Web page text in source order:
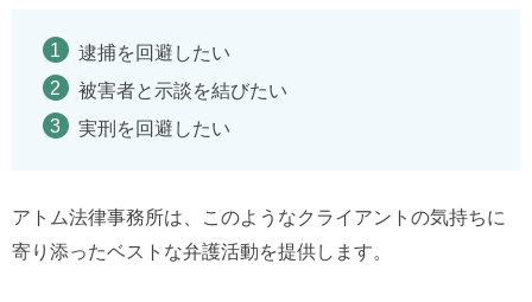
逮捕を回避したい
被害者と示談を結びたい
実刑を回避したい
アトム法律事務所は、このようなクライアントの気持ちに
寄り添ったベストな弁護活動を提供します。